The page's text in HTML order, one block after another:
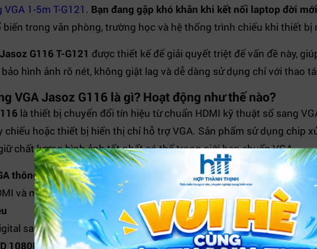
1-5m T-G121. Bạn đang gặp khó khăn khi kết nối laptop đời
trong văn phòng, trường học và hệ thống trình chiếu khi thiết bị
G116 T-G121 được thiết kế để giải quyết triệt để vấn đề này,
hình ảnh rõ nét, không giật lag và dễ dàng sử dụng chỉ với thao
VGA Jasoz G116 là gì? Hoạt động như thế nào?
là thiết bị chuyển đổi tín hiệu từ chuẩn HDMI kỹ thuật số sang
chiếu hoặc thiết bị hiển thị chỉ hỗ trợ VGA. Sản phẩm sử dụng chip
chất lượng hình ảnh tốt nhất có thể trong giới hạn chuẩn VGA.
thông minh
và màn hình VGA đời cũ, giúp tận dụng lại thiết bị hiển thị sẵn có
sang analog ổn định, giảm nhiễu và đảm bảo hình ảnh rõ ràng
1080P